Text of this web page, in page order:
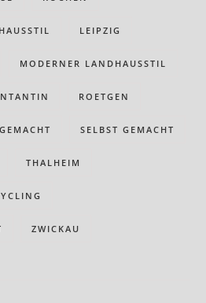
LEIPZIG
MODERNER LANDHAUSSTIL
ROETGEN
SELBST GEMACHT
THALHEIM
ZWICKAU